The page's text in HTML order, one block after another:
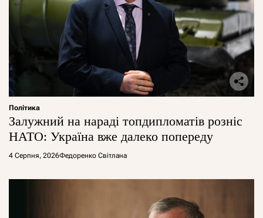
Політика
Залужний на нараді топдипломатів розніс
НАТО: Україна вже далеко попереду
4 Серпня, 2026Федоренко Світлана